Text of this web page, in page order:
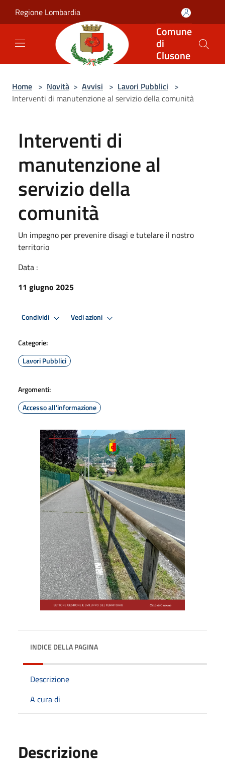
Regione Lombardia
Comune
di
Clusone
Home > Novità > Avvisi > Lavori Pubblici >
Interventi di manutenzione al servizio della comunità
Interventi di
manutenzione al
servizio della
comunità
Un impegno per prevenire disagi e tutelare il nostro
territorio
Data :
11 giugno 2025
Condividi Vedi azioni
Categorie:
Lavori Pubblici
Argomenti:
Accesso all'informazione
INDICE DELLA PAGINA
Descrizione
A cura di
Descrizione